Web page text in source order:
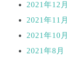
2021年12月
2021年11月
2021年10月
2021年8月